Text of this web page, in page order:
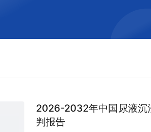
2026-2032年中国尿液沉
判报告